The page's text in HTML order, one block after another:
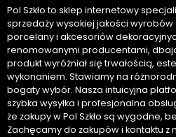
Pol Szkło to sklep internetowy
sprzedaży wysokiej jakości wyrobów
porcelany i akcesoriów
renomowanymi producentami,
produkt wyróżniał się trwałością,
wykonaniem. Stawiamy na
bogaty wybór. Nasza intuicyjna
szybka wysyłka i profesjonalna
że zakupy w Pol Szkło są wygodne,
Zachęcamy do zakupów i kontaktu z